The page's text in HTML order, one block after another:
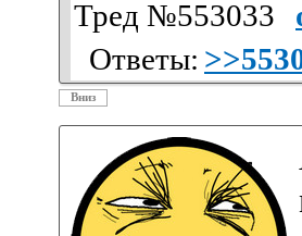
Тред №553033
Ответы:
Вниз